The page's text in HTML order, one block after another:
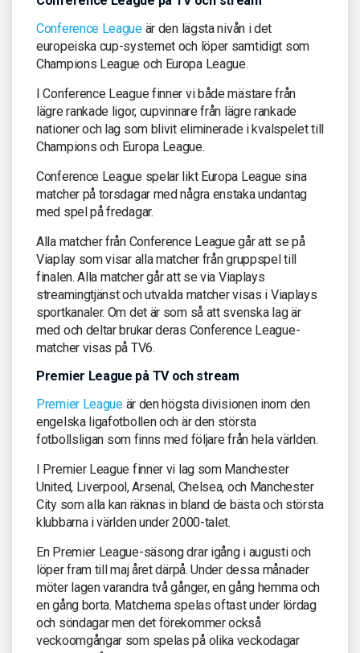
Conference Leagueär den lägsta nivån i det
europeiska cup-systemet och löper samtidigt som
Champions League och Europa League.
I Conference League finner vi både mästare från
lägre rankade ligor, cupvinnare från lägre rankade
nationer och lag som blivit eliminerade i kvalspelet till
Champions och Europa League.
Conference League spelar likt Europa League sina
matcher på torsdagar med några enstaka undantag
med spel på fredagar.
Alla matcher från Conference League går att se på
Viaplay som visar alla matcher från gruppspel till
finalen. Alla matcher går att se via Viaplays
streamingtjänst och utvalda matcher visas i Viaplays
sportkanaler. Om det är som så att svenska lag är
med och deltar brukar deras Conference League-
matcher visas på TV6.
Premier League på TV och stream
Premier Leagueär den högsta divisionen inom den
engelska ligafotbollen och är den största
fotbollsligan som finns med följare från hela världen.
I Premier League finner vi lag som Manchester
United, Liverpool, Arsenal, Chelsea, och Manchester
City som alla kan räknas in bland de bästa och största
klubbarna i världen under 2000-talet.
En Premier League-säsong drar igång i augusti och
löper fram till maj året därpå. Under dessa månader
möter lagen varandra två gånger, en gång hemma och
en gång borta. Matcherna spelas oftast under lördag
och söndagar men det förekommer också
veckoomgångar som spelas på olika veckodagar